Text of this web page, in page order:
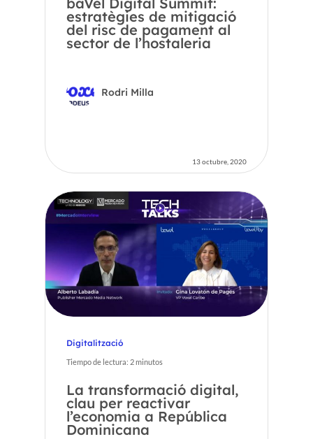
estratègies de mitigació
del risc de pagament al
sector de l’hostaleria
Rodri Milla
13 octubre, 2020
Digitalització
Tiempo de lectura: 2minutos
La transformació digital,
clau per reactivar
l’economia a República
Dominicana